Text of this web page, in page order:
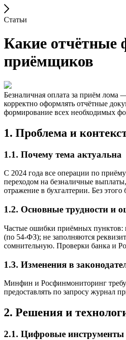
Статьи
Какие отчётные
приёмщиков
Безналичная оплата за приём лома
корректно оформлять отчётные
формирование всех необходимых
1. Проблема и
1.1. Почему тема актуальна
С 2024 года все операции по
переходом на безналичные
отражение в бухгалтерии. Без
1.2. Основные трудности и
Частые ошибки приёмных пунктов:
(по 54-ФЗ); не заполняются
сомнительную. Проверки банка и
1.3. Изменения в
Минфин и Росфинмониторинг
предоставлять по запросу журнал
2. Решения и
2.1. Цифровые